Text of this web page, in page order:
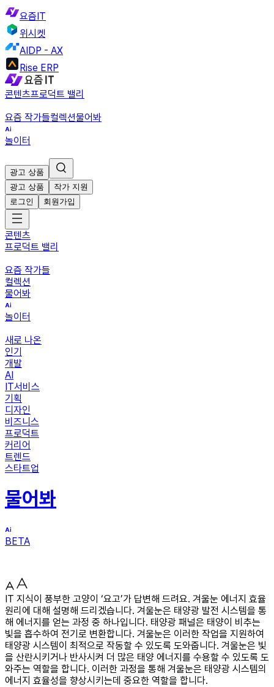
요즘IT
위시켓
AIDP - AX
Rise ERP
콘텐츠프로덕트 밸리
요즘 작가들컬렉션물어봐
놀이터
광고 상품
광고 상품
작가 지원
로그인
회원가입
콘텐츠
프로덕트 밸리
요즘 작가들
컬렉션
물어봐
놀이터
새로 나온
인기
개발
AI
IT서비스
기획
디자인
비즈니스
프로덕트
커리어
트렌드
스타트업
물어봐
BETA
IT 지식이 풍부한 고양이 ‘요고’가 답변해 드려요. 겨울눈 에너지 효율
원리에 대해 설명해 드리겠습니다. 겨울눈은 태양광 발전 시스템을 통
해 에너지를 얻는 과정 중 하나입니다. 태양광 패널은 태양이 비추는
빛을 흡수하여 전기로 변환합니다. 겨울눈은 이러한 작업을 지원하여
태양광 시스템이 최적으로 작동할 수 있도록 도와줍니다. 겨울눈은 빛
을 산란시키거나 반사시켜 더 많은 태양 에너지를 수용할 수 있도록 도
와주는 역할을 합니다. 이러한 과정을 통해 겨울눈은 태양광 시스템의
에너지 효율성을 향상시키는데 중요한 역할을 합니다.